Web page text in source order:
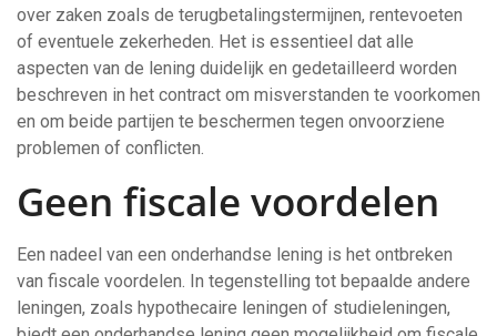
over zaken zoals de terugbetalingstermijnen, rentevoeten
of eventuele zekerheden. Het is essentieel dat alle
aspecten van de lening duidelijk en gedetailleerd worden
beschreven in het contract om misverstanden te voorkomen
en om beide partijen te beschermen tegen onvoorziene
problemen of conflicten.
Geen fiscale voordelen
Een nadeel van een onderhandse lening is het ontbreken
van fiscale voordelen. In tegenstelling tot bepaalde andere
leningen, zoals hypothecaire leningen of studieleningen,